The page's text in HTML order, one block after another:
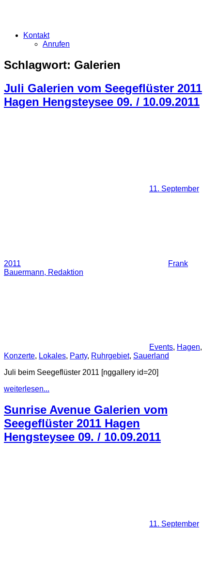
Kontakt
Anrufen
Schlagwort: Galerien
Juli Galerien vom Seegeflüster 2011
Hagen Hengsteysee 09. / 10.09.2011
11. September
2011
Frank
Bauermann, Redaktion
Events, Hagen,
Konzerte, Lokales, Party, Ruhrgebiet, Sauerland
Juli beim Seegeflüster 2011 [nggallery id=20]
weiterlesen...
Sunrise Avenue Galerien vom
Seegeflüster 2011 Hagen
Hengsteysee 09. / 10.09.2011
11. September